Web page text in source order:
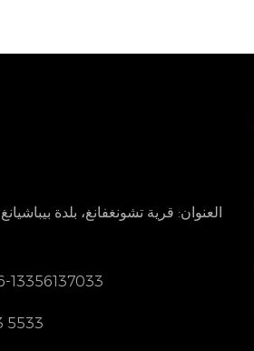
العنوان: قرية تشونغفانغ، بلدة
13356137033
5533